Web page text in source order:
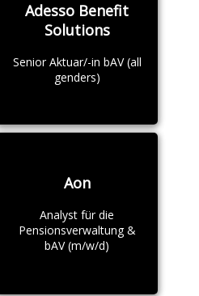
Adesso Benefit
Solutions
Senior Aktuar/-in bAV (all
genders)
Aon
Analyst für die
Pensionsverwaltung &
bAV (m/w/d)